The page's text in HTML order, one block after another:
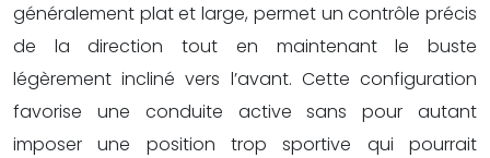
généralement plat et large, permet un contrôle précis
de la direction tout en maintenant le buste
légèrement incliné vers l’avant. Cette configuration
favorise une conduite active sans pour autant
imposer une position trop sportive qui pourrait